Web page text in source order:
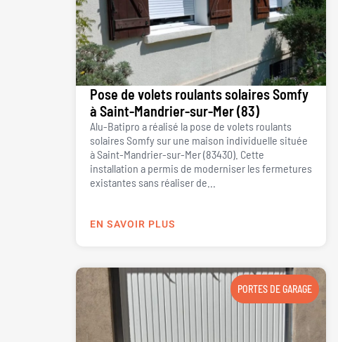
Pose de volets roulants solaires Somfy
à Saint-Mandrier-sur-Mer (83)
Alu-Batipro a réalisé la pose de volets roulants
solaires Somfy sur une maison individuelle située
à Saint-Mandrier-sur-Mer (83430). Cette
installation a permis de moderniser les fermetures
existantes sans réaliser de...
EN SAVOIR PLUS
PORTES DE GARAGE